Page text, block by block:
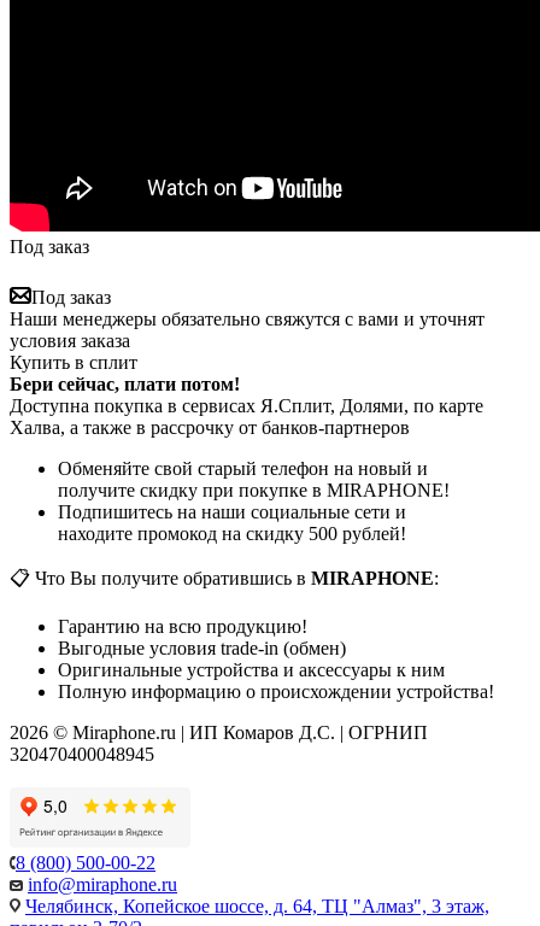
Под заказ
Под заказ
Наши менеджеры обязательно свяжутся с вами и уточнят
условия заказа
Купить в сплит
Бери сейчас, плати потом!
Доступна покупка в сервисах Я.Сплит, Долями, по карте
Халва, а также в рассрочку от банков-партнеров
Обменяйте свой старый телефон на новый и
получите скидку при покупке в MIRAPHONE!
Подпишитесь на наши социальные сети и
находите промокод на скидку 500 рублей!
📋 Что Вы получите обратившись в MIRAPHONE:
Гарантию на всю продукцию!
Выгодные условия trade-in (обмен)
Оригинальные устройства и аксессуары к ним
Полную информацию о происхождении устройства!
2026 © Miraphone.ru | ИП Комаров Д.С. | ОГРНИП
320470400048945
8 (800) 500-00-22
info@miraphone.ru
Челябинск, Копейское шоссе, д. 64, ТЦ "Алмаз", 3 этаж,